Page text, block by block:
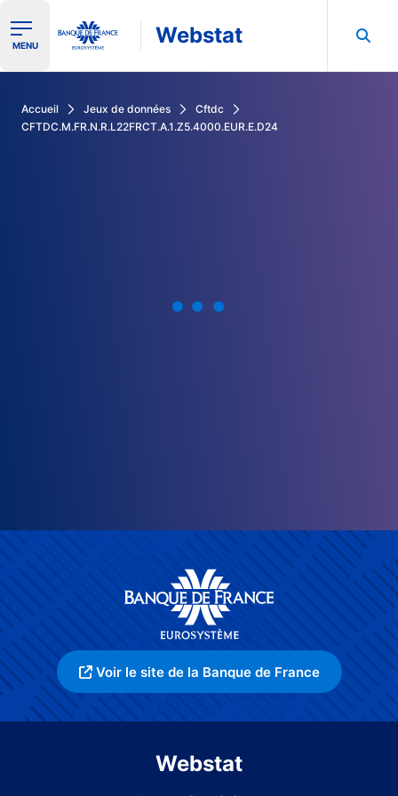
Ouvrir le menu de navigation
MENU Webstat
Accueil Jeux de données
Cftdc
CFTDC.M.FR.N.R.L22FRCT.A.1.Z5.4000.EUR.E.D24
Voir le site de la Banque de France
Webstat